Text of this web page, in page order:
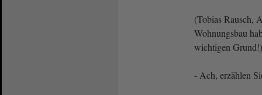
(Tobias Rausch,
Wohnungsbau
wichtigen Grund!)
- Ach, erzählen